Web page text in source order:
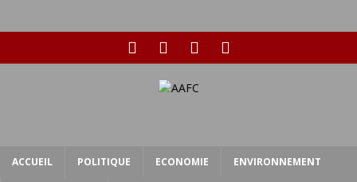
ACCUEIL POLITIQUE ECONOMIE ENVIRONNEMENT